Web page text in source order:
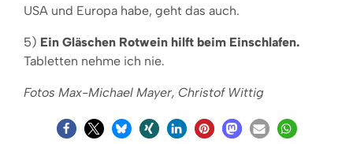
USA und Europa habe, geht das auch.
5) Ein Gläschen Rotwein hilft beim Einschlafen.
Tabletten nehme ich nie.
Fotos Max-Michael Mayer, Christof Wittig